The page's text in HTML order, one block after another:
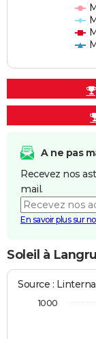
A ne pas
Recevez nos
mail.
En savoir plus sur
Soleil à
Source :
1000